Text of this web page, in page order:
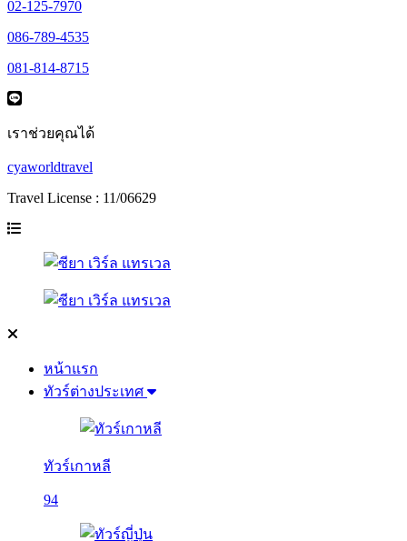
02-125-7970
086-789-4535
081-814-8715
เราช่วยคุณได้
cyaworldtravel
Travel License : 11/06629
หน้าแรก
ทัวร์ต่างประเทศ
ทัวร์เกาหลี
94